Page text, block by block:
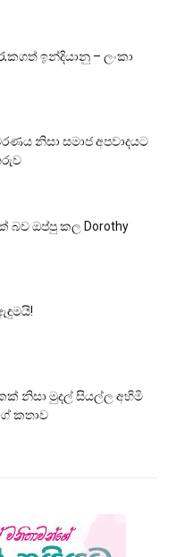
ඉන්දියානු – ලංකා
නිසා සමාජ අපවාදයට
බව ඔප්පු කල Dorothy
නිසා මුදල් සියල්ල අහිමි
කතාව